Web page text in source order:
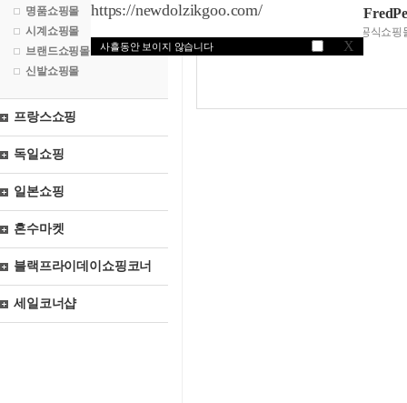
https://newdolzikgoo.com/
사흘동안 보이지 않습니다 X
명품쇼핑몰
시계쇼핑몰
브랜드쇼핑몰
신발쇼핑몰
프랑스쇼핑
독일쇼핑
일본쇼핑
혼수마켓
블랙프라이데이쇼핑코너
세일코너샵
프레드페리닷컴/
프레드페리브랜드공식쇼핑